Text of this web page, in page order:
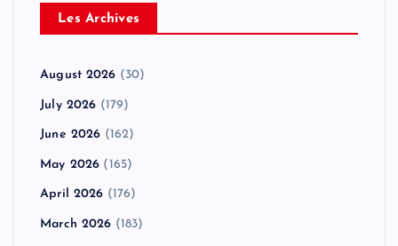
Les Archives
August 2026 (30)
July 2026 (179)
June 2026 (162)
May 2026 (165)
April 2026 (176)
March 2026 (183)